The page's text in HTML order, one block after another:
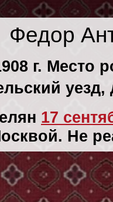
Федор
г. Место
уезд,
17
Не